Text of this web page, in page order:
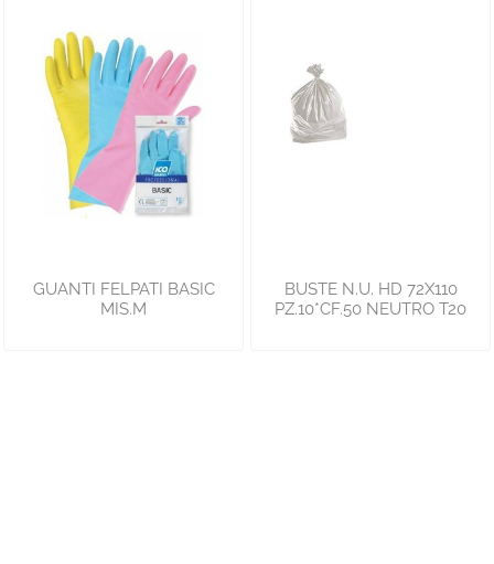
GUANTI FELPATI BASIC
MIS.M
BUSTE N.U. HD 72X110
PZ.10*CF.50 NEUTRO T20